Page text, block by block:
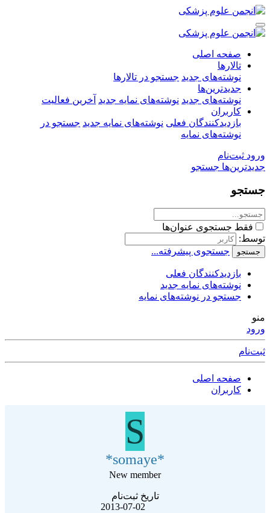
صفحه اصلی
تالارها
نوشته‌های جدید جستجو در تالارها
جدیدترین‌ها
نوشته‌های جدید نوشته‌های نمایه جدید آخرین فعالیت
کاربران
بازدیدکنندگان فعلی نوشته‌های نمایه جدید جستجو در
نوشته‌های نمایه
ثبت‌نام
جستجو
فقط جستجوی عنوان‌ها
جستجو جستجوی پیشرفته...
بازدیدکنندگان فعلی
نوشته‌های نمایه جدید
جستجو در نوشته‌های نمایه
صفحه اصلی
کاربران
S
*somaye*
New member
تاریخ ثبت‌نام
2013-07-02